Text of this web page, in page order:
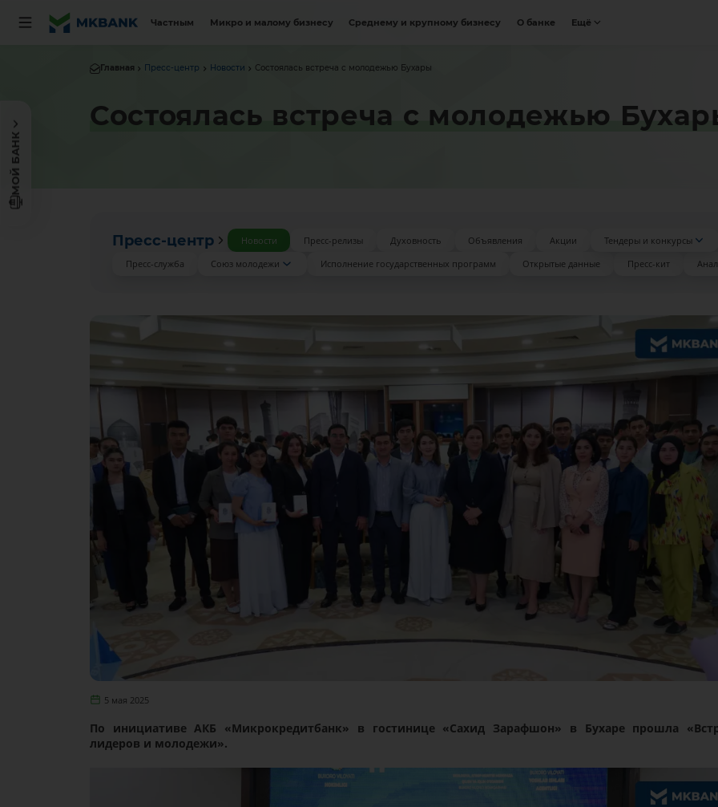
Частным Микро и малому бизнесу Среднему и крупному бизнесу О банке Ещё
МОЙ БАНК
Главная Пресс-центр Новости Состоялась встреча с молодежью Бухары
Состоялась встреча с молодежью
Пресс-центр Новости Пресс-релизы Духовность Объявления Акции
Тендеры и конкурсы
Пресс-служба
Союз молодежи Исполнение государственных программ Открытые данные Пресс-кит
5 мая 2025
По инициативе АКБ «Микрокредитбанк» в гостинице «Сахид Зарафшон» в Бухаре прошла
лидеров и молодежи».